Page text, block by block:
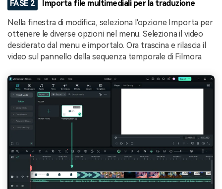
FASE 2 Importa file multimediali per la traduzione
Nella finestra di modifica, seleziona l'opzione Importa per
ottenere le diverse opzioni nel menu. Seleziona il video
desiderato dal menu e importalo. Ora trascina e rilascia il
video sul pannello della sequenza temporale di Filmora.